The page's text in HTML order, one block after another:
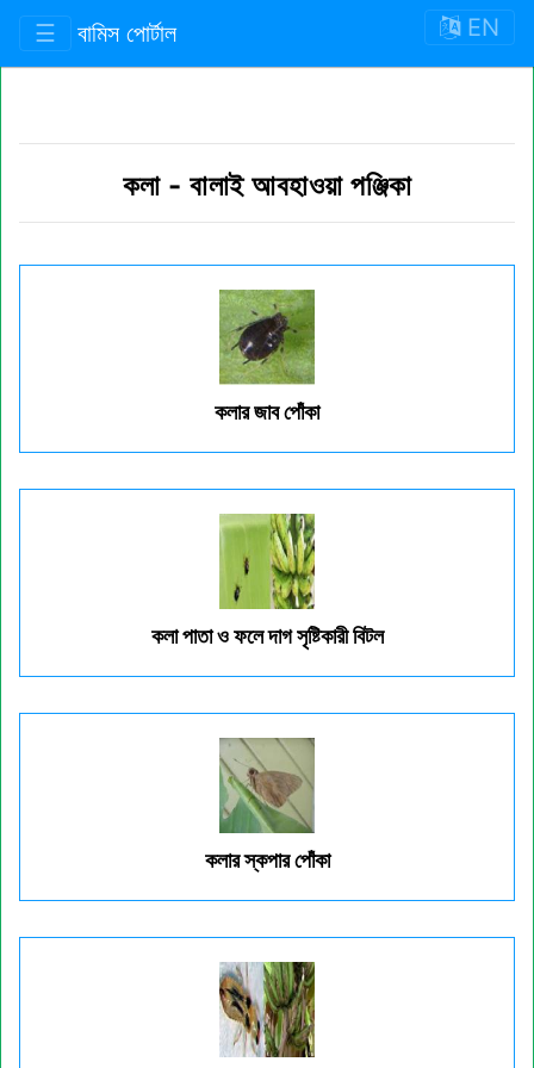
☰ বামিস পোর্টাল EN
কলা - বালাই আবহাওয়া পঞ্জিকা
কলার জাব পোঁকা
কলা পাতা ও ফলে দাগ সৃষ্টিকারী বিটল
কলার স্কপার পোঁকা